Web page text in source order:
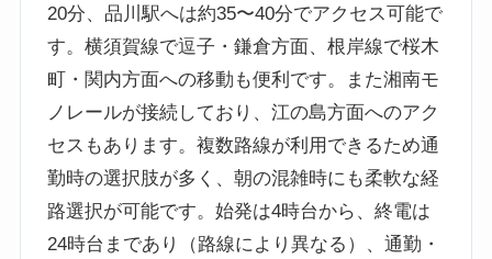
20分、品川駅へは約35〜40分でアクセス可能で
す。横須賀線で逗子・鎌倉方面、根岸線で桜木
町・関内方面への移動も便利です。また湘南モ
ノレールが接続しており、江の島方面へのアク
セスもあります。複数路線が利用できるため通
勤時の選択肢が多く、朝の混雑時にも柔軟な経
路選択が可能です。始発は4時台から、終電は
24時台まであり（路線により異なる）、通勤・